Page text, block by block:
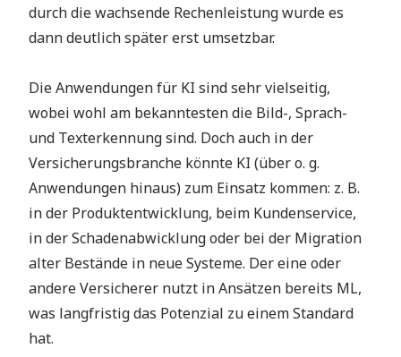
durch die wachsende Rechenleistung wurde es
dann deutlich später erst umsetzbar.
Die Anwendungen für KI sind sehr vielseitig,
wobei wohl am bekanntesten die Bild-, Sprach-
und Texterkennung sind. Doch auch in der
Versicherungsbranche könnte KI (über o. g.
Anwendungen hinaus) zum Einsatz kommen: z. B.
in der Produktentwicklung, beim Kundenservice,
in der Schadenabwicklung oder bei der Migration
alter Bestände in neue Systeme. Der eine oder
andere Versicherer nutzt in Ansätzen bereits ML,
was langfristig das Potenzial zu einem Standard
hat.